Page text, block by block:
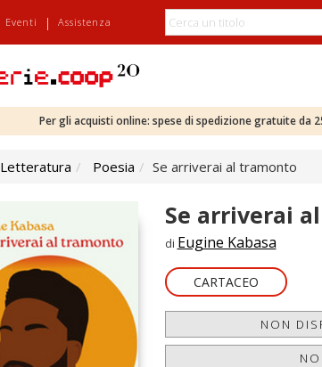
Eventi | Assistenza
Per gli acquisti online: spese di spedizione gratuite da
Letteratura Poesia Se arriverai al tramonto
Se arriverai
di Eugine Kabasa
CARTACEO
NON